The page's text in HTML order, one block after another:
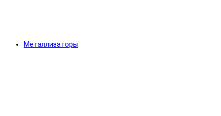
Металлизаторы